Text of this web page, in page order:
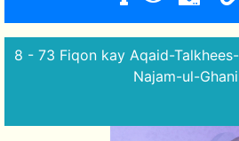
8 - 73 Fiqon kay Aqaid-
Najam-ul-